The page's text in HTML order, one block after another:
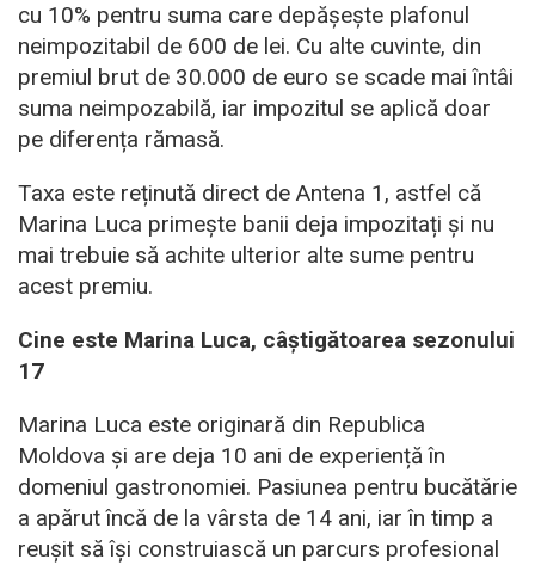
cu 10% pentru suma care depășește plafonul
neimpozitabil de 600 de lei. Cu alte cuvinte, din
premiul brut de 30.000 de euro se scade mai întâi
suma neimpozabilă, iar impozitul se aplică doar
pe diferența rămasă.
Taxa este reținută direct de Antena 1, astfel că
Marina Luca primește banii deja impozitați și nu
mai trebuie să achite ulterior alte sume pentru
acest premiu.
Cine este Marina Luca, câștigătoarea sezonului
17
Marina Luca este originară din Republica
Moldova și are deja 10 ani de experiență în
domeniul gastronomiei. Pasiunea pentru bucătărie
a apărut încă de la vârsta de 14 ani, iar în timp a
reușit să își construiască un parcurs profesional